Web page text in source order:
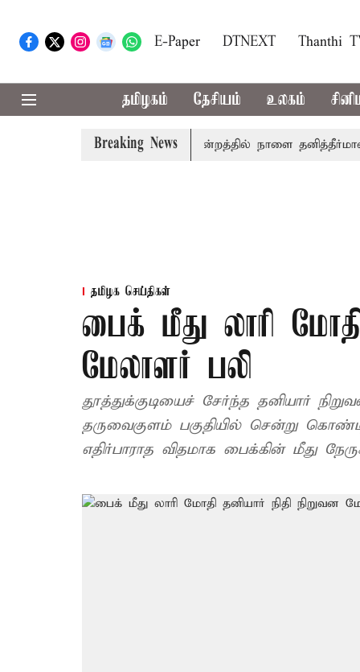
E-Paper DTNEXT Thanthi
தமிழகம் தேசியம் உலகம்
Breaking News
தமிழ்த்தாய் வாழ்த்து: சட்டமன்றத்தில் நாளை தனித்தீர்மானம்
தமிழக செய்திகள்
பைக் மீது லாரி
மேலாளர் பலி
தூத்துக்குடியைச் சேர்ந்த தனியார்
தருவைகுளம் பகுதியில் சென்று
எதிர்பாராத விதமாக பைக்கின் மீது